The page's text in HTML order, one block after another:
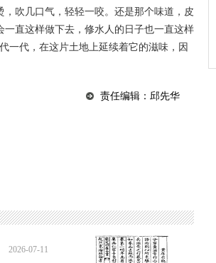
吹几口气，轻轻一咬。还是那个味道，皮
一直这样做下去，修水人的日子也一直这样
一代，在这片土地上延续着它的滋味，因
责任编辑：邱先华
2026-07-11